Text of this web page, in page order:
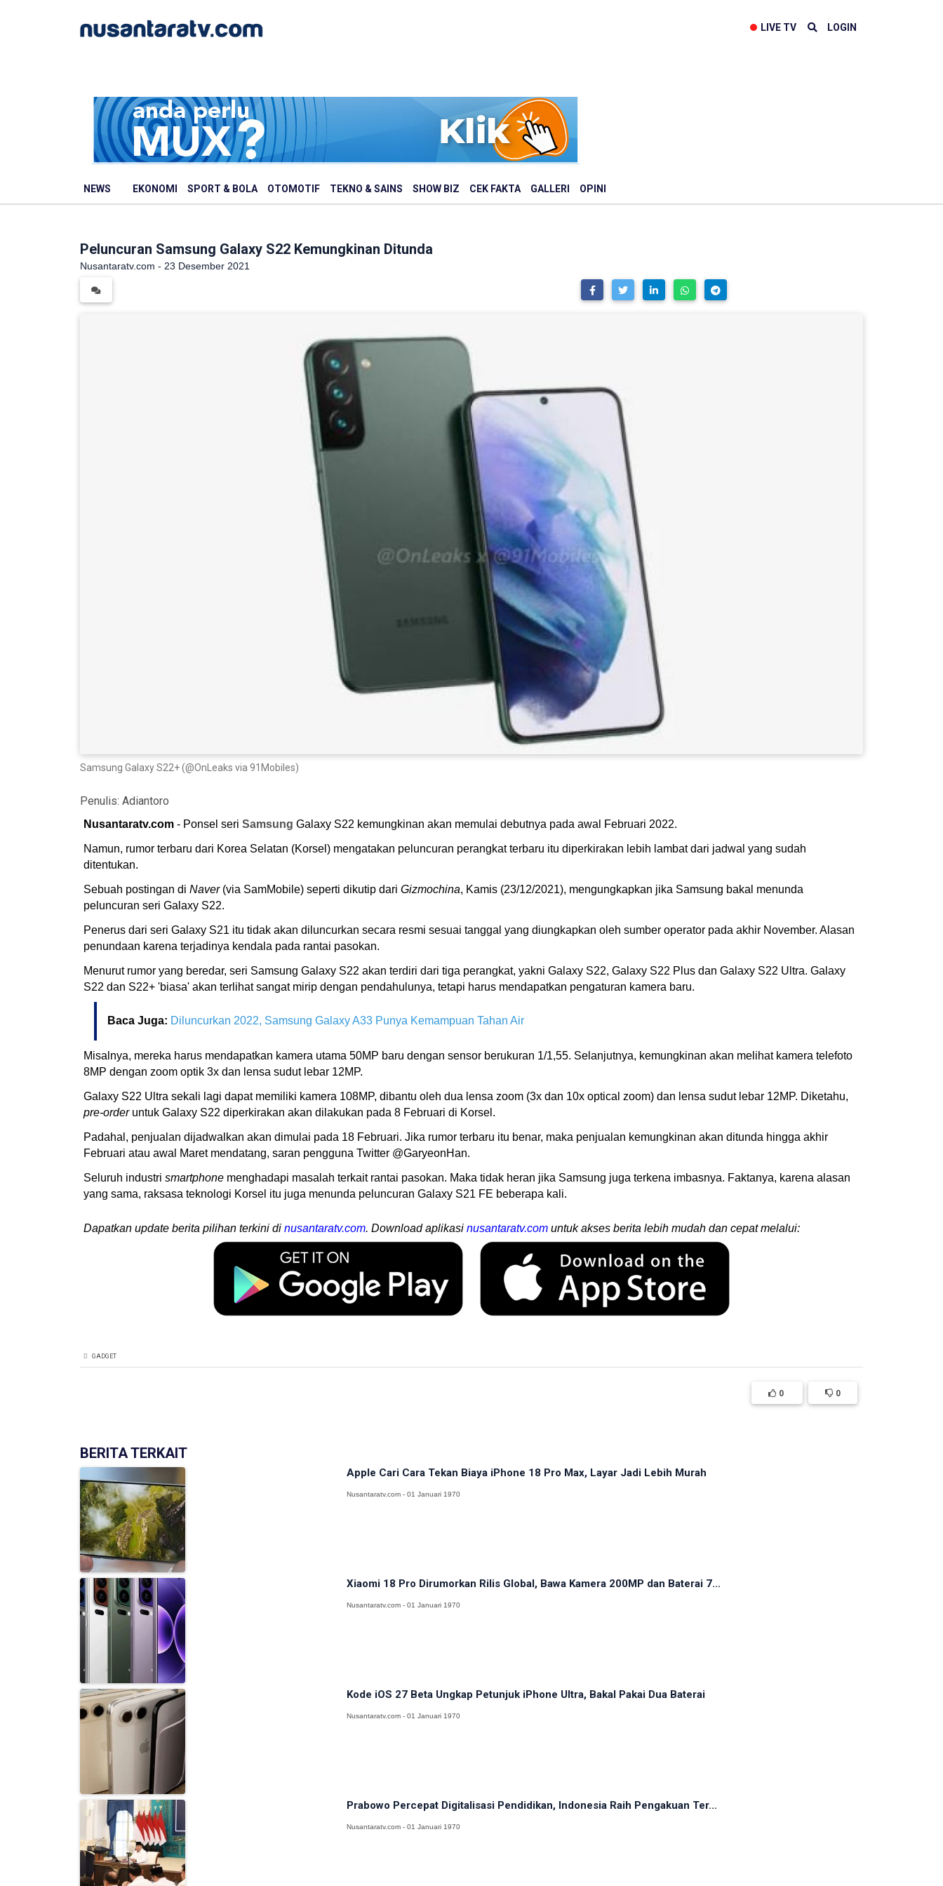
LIVE TV LOGIN
NEWS EKONOMI SPORT & BOLA OTOMOTIF TEKNO & SAINS SHOW BIZ CEK FAKTA GALLERI OPINI
Peluncuran Samsung Galaxy S22 Kemungkinan Ditunda
Nusantaratv.com - 23 Desember 2021
Samsung Galaxy S22+ (@OnLeaks via 91Mobiles)
Penulis: Adiantoro
Nusantaratv.com - Ponsel seri Samsung Galaxy S22 kemungkinan akan memulai debutnya pada awal Februari 2022.
Namun, rumor terbaru dari Korea Selatan (Korsel) mengatakan peluncuran perangkat terbaru itu diperkirakan lebih lambat dari jadwal yang sudah
ditentukan.
Sebuah postingan di Naver(via SamMobile) seperti dikutip dari Gizmochina, Kamis (23/12/2021), mengungkapkan jika Samsung bakal menunda
peluncuran seri Galaxy S22.
Penerus dari seri Galaxy S21 itu tidak akan diluncurkan secara resmi sesuai tanggal yang diungkapkan oleh sumber operator pada akhir November. Alasan
penundaan karena terjadinya kendala pada rantai pasokan.
Menurut rumor yang beredar, seri Samsung Galaxy S22 akan terdiri dari tiga perangkat, yakni Galaxy S22, Galaxy S22 Plus dan Galaxy S22 Ultra. Galaxy
S22 dan S22+ 'biasa' akan terlihat sangat mirip dengan pendahulunya, tetapi harus mendapatkan pengaturan kamera baru.
Baca Juga: Diluncurkan 2022, Samsung Galaxy A33 Punya Kemampuan Tahan Air
Misalnya, mereka harus mendapatkan kamera utama 50MP baru dengan sensor berukuran 1/1,55. Selanjutnya, kemungkinan akan melihat kamera telefoto
8MP dengan zoom optik 3x dan lensa sudut lebar 12MP.
Galaxy S22 Ultra sekali lagi dapat memiliki kamera 108MP, dibantu oleh dua lensa zoom (3x dan 10x optical zoom) dan lensa sudut lebar 12MP. Diketahu,
pre-orderuntuk Galaxy S22 diperkirakan akan dilakukan pada 8 Februari di Korsel.
Padahal, penjualan dijadwalkan akan dimulai pada 18 Februari. Jika rumor terbaru itu benar, maka penjualan kemungkinan akan ditunda hingga akhir
Februari atau awal Maret mendatang, saran pengguna Twitter @GaryeonHan.
Seluruh industri smartphone menghadapi masalah terkait rantai pasokan. Maka tidak heran jika Samsung juga terkena imbasnya. Faktanya, karena alasan
yang sama, raksasa teknologi Korsel itu juga menunda peluncuran Galaxy S21 FE beberapa kali.
Dapatkan update berita pilihan terkini di nusantaratv.com. Download aplikasi nusantaratv.com untuk akses berita lebih mudah dan cepat melalui:
GADGET
0 0
BERITA TERKAIT
Apple Cari Cara Tekan Biaya iPhone 18 Pro Max, Layar Jadi Lebih Murah
Nusantaratv.com - 01 Januari 1970
Xiaomi 18 Pro Dirumorkan Rilis Global, Bawa Kamera 200MP dan Baterai 7...
Nusantaratv.com - 01 Januari 1970
Kode iOS 27 Beta Ungkap Petunjuk iPhone Ultra, Bakal Pakai Dua Baterai
Nusantaratv.com - 01 Januari 1970
Prabowo Percepat Digitalisasi Pendidikan, Indonesia Raih Pengakuan Ter...
Nusantaratv.com - 01 Januari 1970